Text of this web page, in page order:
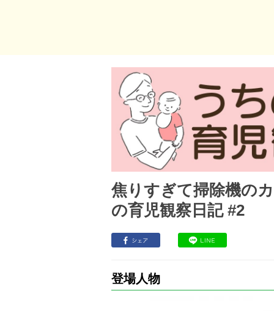
焦りすぎて掃除機の
の育児観察日記 #2
登場人物